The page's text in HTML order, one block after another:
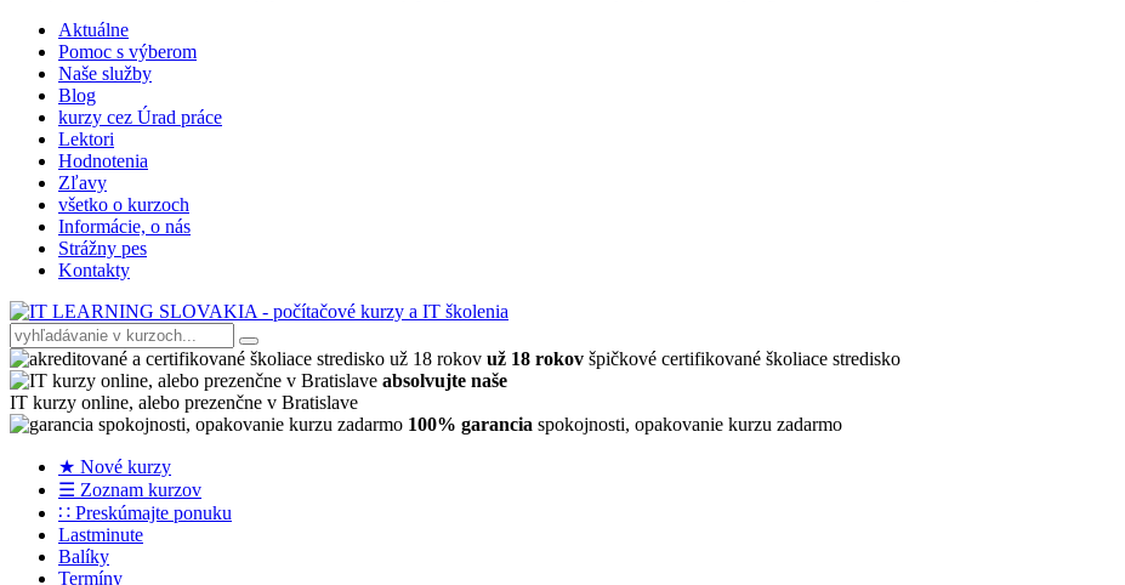
Aktuálne
Pomoc s výberom
Naše služby
Blog
kurzy cez Úrad práce
Lektori
Hodnotenia
Zľavy
všetko o kurzoch
Informácie, o nás
Strážny pes
Kontakty
už 18 rokov špičkové certifikované školiace stredisko
absolvujte naše
IT kurzy online, alebo prezenčne v Bratislave
100% garancia spokojnosti, opakovanie kurzu zadarmo
★ Nové kurzy
☰ Zoznam kurzov
∷ Preskúmajte ponuku
Lastminute
Balíky
Termíny